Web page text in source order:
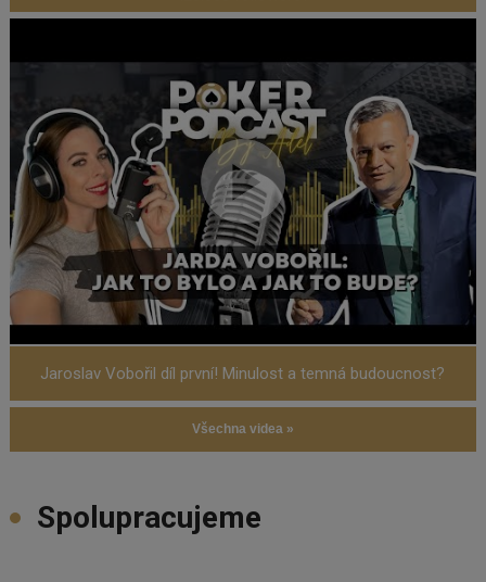
Jaroslav Vobořil díl první! Minulost a temná budoucnost?
Všechna videa »
Spolupracujeme